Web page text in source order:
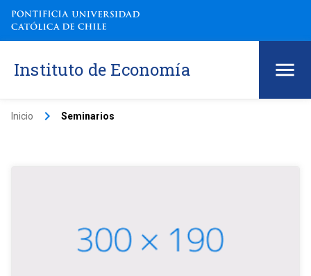
Instituto de Economía
Inicio keyboard_arrow_right Seminarios